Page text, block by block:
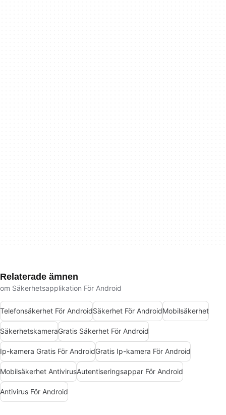
Relaterade ämnen
om Säkerhetsapplikation För Android
Telefonsäkerhet För AndroidSäkerhet För AndroidMobilsäkerhet
SäkerhetskameraGratis Säkerhet För Android
Ip-kamera Gratis För AndroidGratis Ip-kamera För Android
Mobilsäkerhet AntivirusAutentiseringsappar För Android
Antivirus För Android